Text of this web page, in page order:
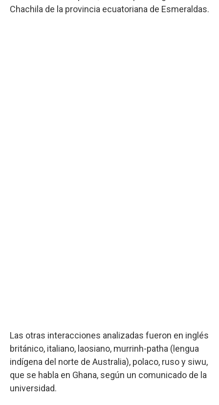
Chachila de la provincia ecuatoriana de Esmeraldas.
Las otras interacciones analizadas fueron en inglés
británico, italiano, laosiano, murrinh-patha (lengua
indígena del norte de Australia), polaco, ruso y siwu,
que se habla en Ghana, según un comunicado de la
universidad.